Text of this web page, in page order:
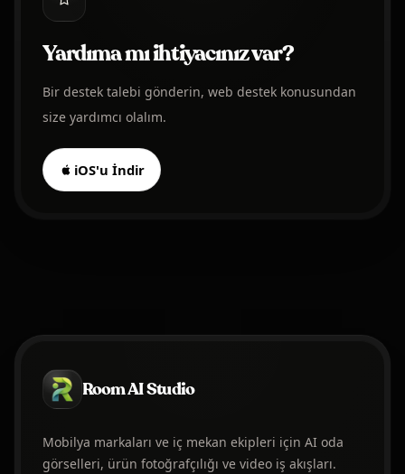
Yardıma mı ihtiyacınız var?
Bir destek talebi gönderin, web destek konusundan
size yardımcı olalım.
iOS'u İndir
Room AI Studio
Mobilya markaları ve iç mekan ekipleri için AI oda
görselleri, ürün fotoğrafçılığı ve video iş akışları.